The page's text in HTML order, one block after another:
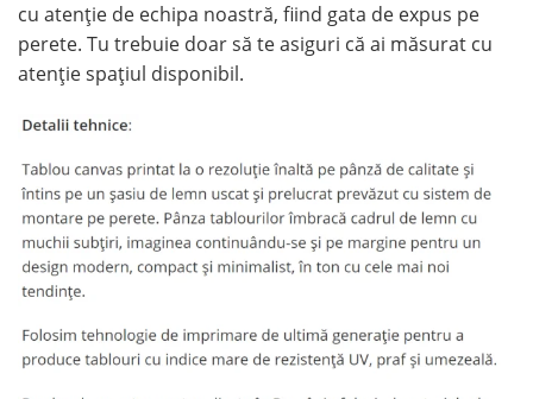
cu atenție de echipa noastră, fiind gata de expus pe
perete. Tu trebuie doar să te asiguri că ai măsurat cu
atenție spațiul disponibil.